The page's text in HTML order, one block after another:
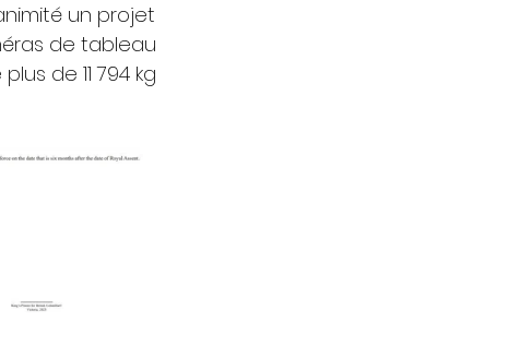
un projet
de tableau
de 11 794 kg